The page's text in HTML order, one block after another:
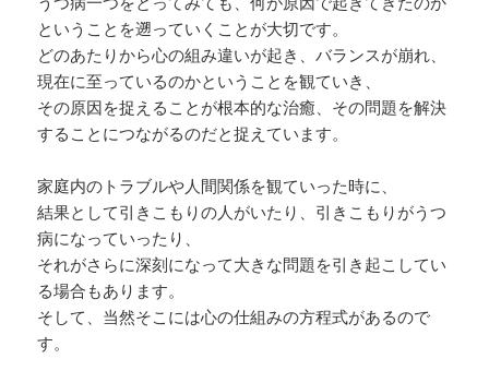
ということを遡っていくことが大切です。
どのあたりから心の組み違いが起き、バランスが崩れ、
現在に至っているのかということを観ていき、
その原因を捉えることが根本的な治癒、その問題を解決
することにつながるのだと捉えています。
家庭内のトラブルや人間関係を観ていった時に、
結果として引きこもりの人がいたり、引きこもりがうつ
病になっていったり、
それがさらに深刻になって大きな問題を引き起こしてい
る場合もあります。
そして、当然そこには心の仕組みの方程式があるので
す。